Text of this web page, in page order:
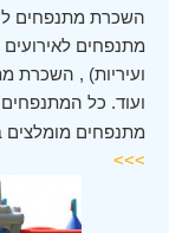
השכרת מתנפחים
מתנפחים לאירועים
ועיריות) , השכרת
ועוד. כל המתנפחים
מתנפחים מומלצים
>>>